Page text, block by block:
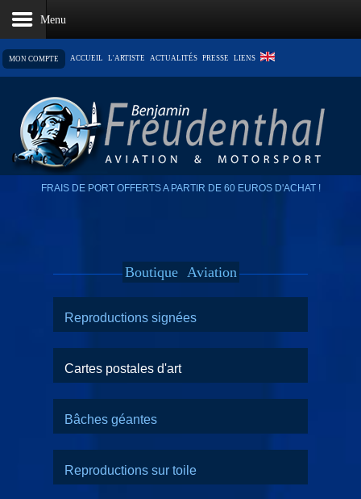
MON COMPTE ACCUEIL L'ARTISTE ACTUALITÉS PRESSE LIENS
FRAIS DE PORT OFFERTS A PARTIR DE 60 EUROS D'ACHAT !
Boutique Aviation
Reproductions signées
Cartes postales d'art
Bâches géantes
Reproductions sur toile